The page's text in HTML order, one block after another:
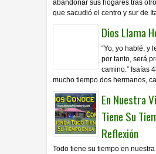
abandonar sus hogares tras
que sacudió el centro y sur de
Dios Llama
“Yo, yo hablé, y
por tanto, será
camino.” Isaías
mucho tiempo dos hermanos,
En Nuestra
Tiene Su
Reflexión
Todo tiene su tiempo en